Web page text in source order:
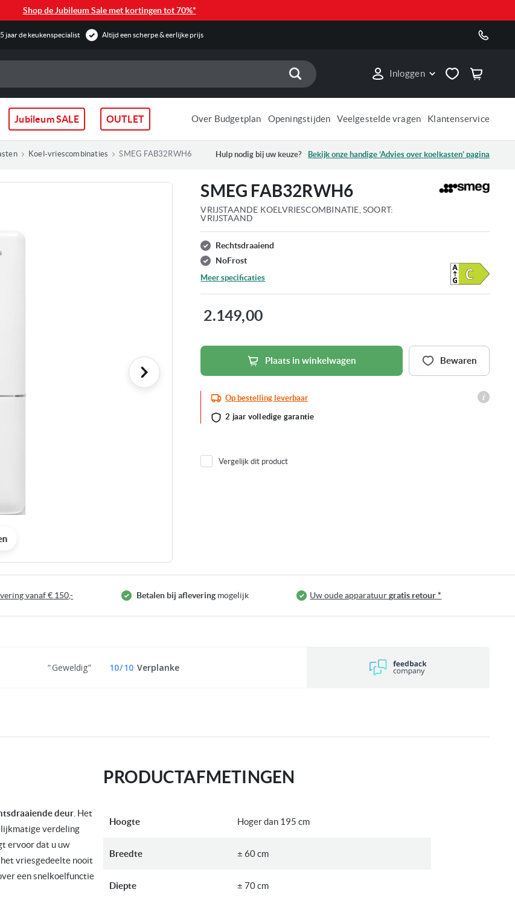
Shop de Jubileum Sale met kortingen tot 70%*
jaar de keukenspecialist Altijd een scherpe & eerlijke prijs
Zoek Inloggen
Jubileum SALE OUTLET Over Budgetplan Openingstijden Veelgestelde vragen Klantenservice
Koel-vriescombinaties SMEG FAB32RWH6 Hulp nodig bij uw keuze? Bekijk onze handige ‘Advies over koelkasten’ pagina
SMEG FAB32RWH6
VRIJSTAANDE KOELVRIESCOMBINATIE, SOORT:
VRIJSTAAND
Rechtsdraaiend
NoFrost
Meer specificaties
2.149,00
Plaats in winkelwagen Bewaren
Op bestelling leverbaar
2 jaar volledige garantie
Vergelijk dit product
vanaf € 150,- Betalen bij aflevering mogelijk Uw oude apparatuurgratis retour *
10/10 Verplanke
Geweldig
deur . Het
verdeling
ervoor dat u uw
vriesgedeelte nooit
een snelkoelfunctie
PRODUCTAFMETINGEN
Hoogte Hoger dan 195 cm
Breedte ± 60 cm
Diepte ± 70 cm